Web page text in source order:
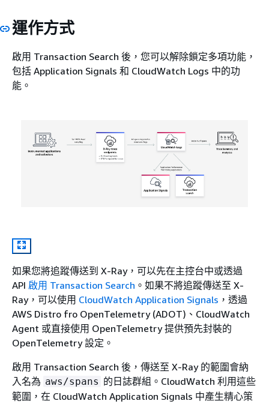
運作方式
啟用 Transaction Search 後，您可以解除鎖定多項功能，
包括 Application Signals 和 CloudWatch Logs 中的功
能。
如果您將追蹤傳送到 X-Ray，可以先在主控台中或透過
API 啟用 Transaction Search 。如果不將追蹤傳送至 X-
Ray，可以使用 CloudWatch Application Signals ，透過
AWS Distro fro OpenTelemetry (ADOT)、CloudWatch
Agent 或直接使用 OpenTelemetry 提供預先封裝的
OpenTelemetry 設定。
啟用 Transaction Search 後，傳送至 X-Ray 的範圍會納
入名為 aws/spans 的日誌群組。CloudWatch 利用這些
範圍，在 CloudWatch Application Signals 中產生精心策